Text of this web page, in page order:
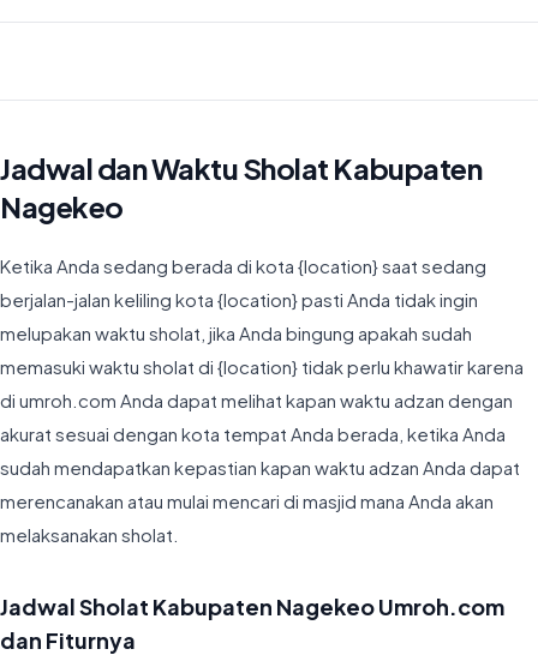
Jadwal dan Waktu Sholat Kabupaten
Nagekeo
Ketika Anda sedang berada di kota {location} saat sedang
berjalan-jalan keliling kota {location} pasti Anda tidak ingin
melupakan waktu sholat, jika Anda bingung apakah sudah
memasuki waktu sholat di {location} tidak perlu khawatir karena
di umroh.com Anda dapat melihat kapan waktu adzan dengan
akurat sesuai dengan kota tempat Anda berada, ketika Anda
sudah mendapatkan kepastian kapan waktu adzan Anda dapat
merencanakan atau mulai mencari di masjid mana Anda akan
melaksanakan sholat.
Jadwal Sholat Kabupaten Nagekeo Umroh.com
dan Fiturnya